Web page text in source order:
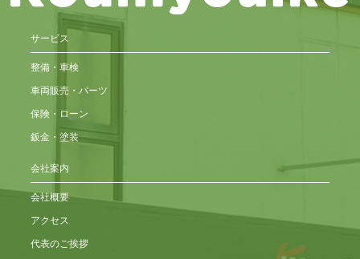
サービス
整備・車検
車両販売・パーツ
保険・ローン
鈑金・塗装
会社案内
会社概要
アクセス
代表のご挨拶